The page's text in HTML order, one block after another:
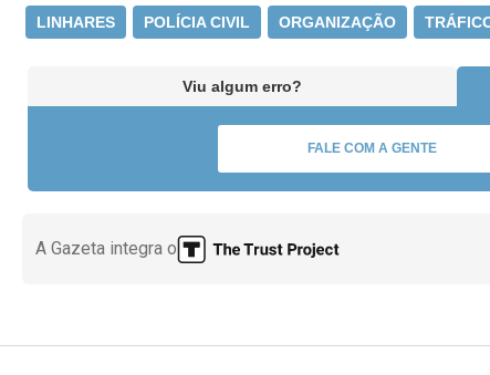
LINHARES POLÍCIA CIVIL ORGANIZAÇÃO
Viu algum erro?
FALE COM A GENTE
A Gazeta integra o